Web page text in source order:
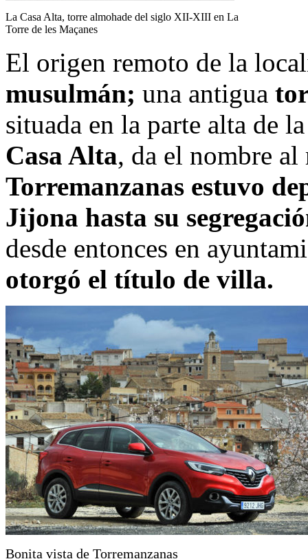
La Casa Alta, torre almohade del siglo XII-XIII en La
Torre de les Maçanes
El origen remoto de la
musulmán; una antigua
situada en la parte alta de
Casa Alta, da el nombre
Torremanzanas estuvo
Jijona hasta su
desde entonces en
otorgó el título de villa.
Bonita vista de Torremanzanas